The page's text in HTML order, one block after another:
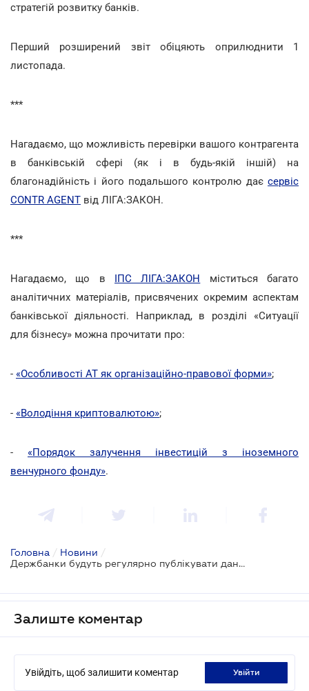
стратегій розвитку банків.
Перший розширений звіт обіцяють оприлюднити 1
листопада.
***
Нагадаємо, що можливість перевірки вашого контрагента
в банківській сфері (як і в будь-якій іншій) на
благонадійність і його подальшого контролю дає сервіс
CONTR AGENT від ЛІГА:ЗАКОН.
***
Нагадаємо, що в ІПС ЛІГА:ЗАКОН міститься багато
аналітичних матеріалів, присвячених окремим аспектам
банківської діяльності. Наприклад, в розділі «Ситуації
для бізнесу» можна прочитати про:
- «Особливості АТ як організаційно-правової форми»;
- «Володіння криптовалютою»;
- «Порядок залучення інвестицій з іноземного
венчурного фонду».
Головна / Новини /
Держбанки будуть регулярно публікувати дані про свою діяльність
Залиште коментар
Увійдіть, щоб залишити коментар увійти